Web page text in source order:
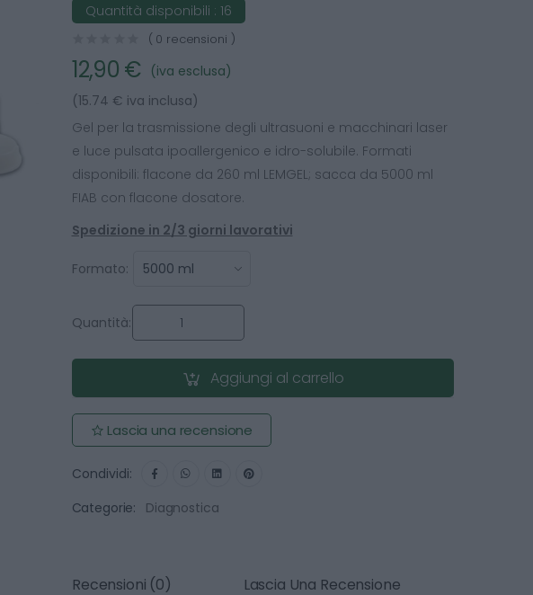
Quantità disponibili : 16
( 0 recensioni )
12,90 €
(iva esclusa)
(15.74 € iva inclusa)
Gel per la trasmissione degli ultrasuoni e macchinari laser
e luce pulsata ipoallergenico e idro-solubile. Formati
disponibili: flacone da 260 ml LEMGEL; sacca da 5000 ml
FIAB con flacone dosatore.
Spedizione in 2/3 giorni lavorativi
Formato:
Quantità:
Aggiungi al carrello
Lascia una recensione
Condividi:
Categorie:
Diagnostica
Recensioni (0) Lascia Una Recensione